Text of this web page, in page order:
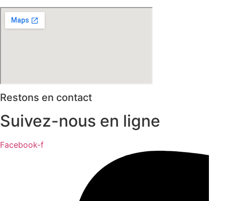
Restons en contact
Suivez-nous en ligne
Facebook-f